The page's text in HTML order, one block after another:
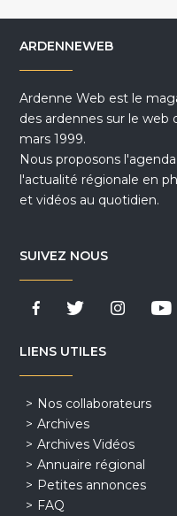
ARDENNEWEB
Ardenne Web est le
des ardennes sur le web
mars 1999.
Nous proposons
l'actualité régionale en
et vidéos au quotidien.
SUIVEZ NOUS
LIENS UTILES
Nos collaborateurs
Archives
Archives Vidéos
Annuaire régional
Petites annonces
FAQ